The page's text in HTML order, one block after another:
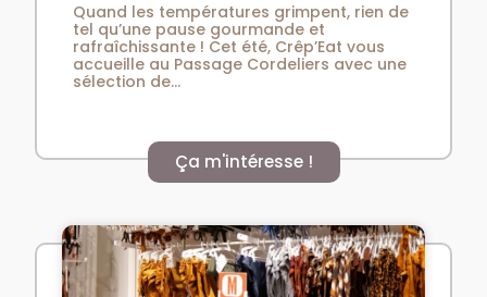
Quand les températures grimpent, rien de
tel qu’une pause gourmande et
rafraîchissante ! Cet été, Crêp’Eat vous
accueille au Passage Cordeliers avec une
sélection de...
Ça m'intéresse !